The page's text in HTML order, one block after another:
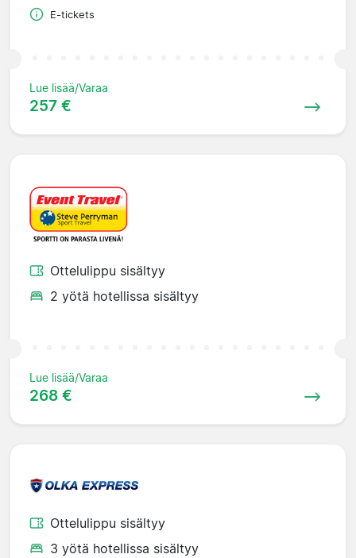
E-tickets
Lue lisää/Varaa
257 €
Ottelulippu sisältyy
2 yötä hotellissa sisältyy
Lue lisää/Varaa
268 €
Ottelulippu sisältyy
3 yötä hotellissa sisältyy